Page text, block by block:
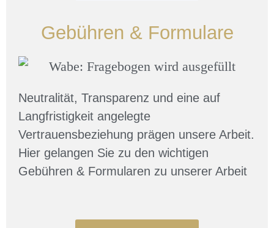
Gebühren & Formulare
Neutralität, Transparenz und eine auf
Langfristigkeit angelegte
Vertrauensbeziehung prägen unsere Arbeit.
Hier gelangen Sie zu den wichtigen
Gebühren & Formularen zu unserer Arbeit